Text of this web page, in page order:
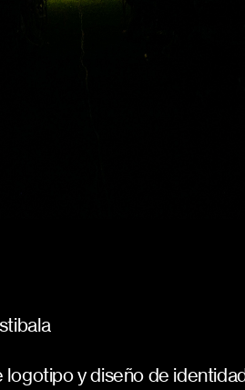
logotipo y diseño de